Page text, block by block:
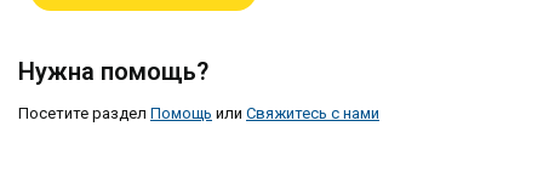
Нужна помощь?
Посетите раздел Помощь или Свяжитесь с нами